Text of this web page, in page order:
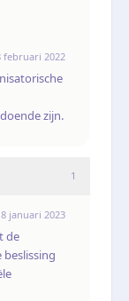
februari 2022
zijn.
1
januari 2023
de